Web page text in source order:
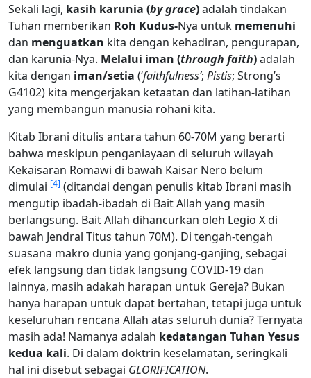
Sekali lagi, kasih karunia (by grace)adalah tindakan
Tuhan memberikan Roh Kudus-Nya untuk memenuhi
dan menguatkan kita dengan kehadiran, pengurapan,
dan karunia-Nya. Melalui iman (through faith)adalah
kita dengan iman/setia (‘faithfulness’; Pistis; Strong’s
G4102) kita mengerjakan ketaatan dan latihan-latihan
yang membangun manusia rohani kita.
Kitab Ibrani ditulis antara tahun 60-70M yang berarti
bahwa meskipun penganiayaan di seluruh wilayah
Kekaisaran Romawi di bawah Kaisar Nero belum
dimulai [4] (ditandai dengan penulis kitab Ibrani masih
mengutip ibadah-ibadah di Bait Allah yang masih
berlangsung. Bait Allah dihancurkan oleh Legio X di
bawah Jendral Titus tahun 70M). Di tengah-tengah
suasana makro dunia yang gonjang-ganjing, sebagai
efek langsung dan tidak langsung COVID-19 dan
lainnya, masih adakah harapan untuk Gereja? Bukan
hanya harapan untuk dapat bertahan, tetapi juga untuk
keseluruhan rencana Allah atas seluruh dunia? Ternyata
masih ada! Namanya adalah kedatangan Tuhan Yesus
kedua kali. Di dalam doktrin keselamatan, seringkali
hal ini disebut sebagai GLORIFICATION.